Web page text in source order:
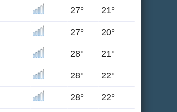
27° 21°
27° 20°
28° 21°
28° 22°
28° 22°